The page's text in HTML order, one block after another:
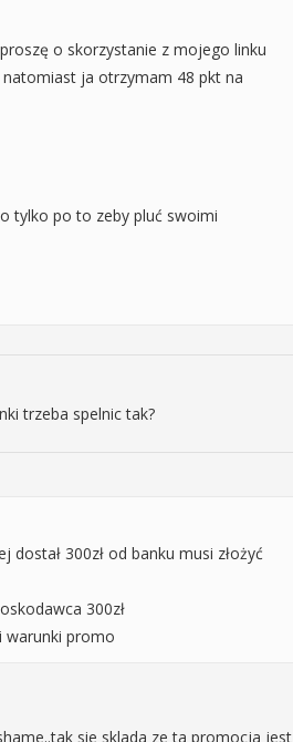
o skorzystanie z mojego linku
ja otrzymam 48 pkt na
tylko po to zeby pluć swoimi
trzeba spelnic tak?
300zł od banku musi złożyć
300zł
warunki promo
sie sklada ze ta promocja jest